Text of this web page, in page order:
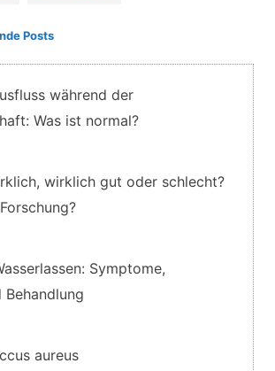
Posts
während der
Was ist normal?
wirklich gut oder schlecht?
Symptome,
Behandlung
aureus